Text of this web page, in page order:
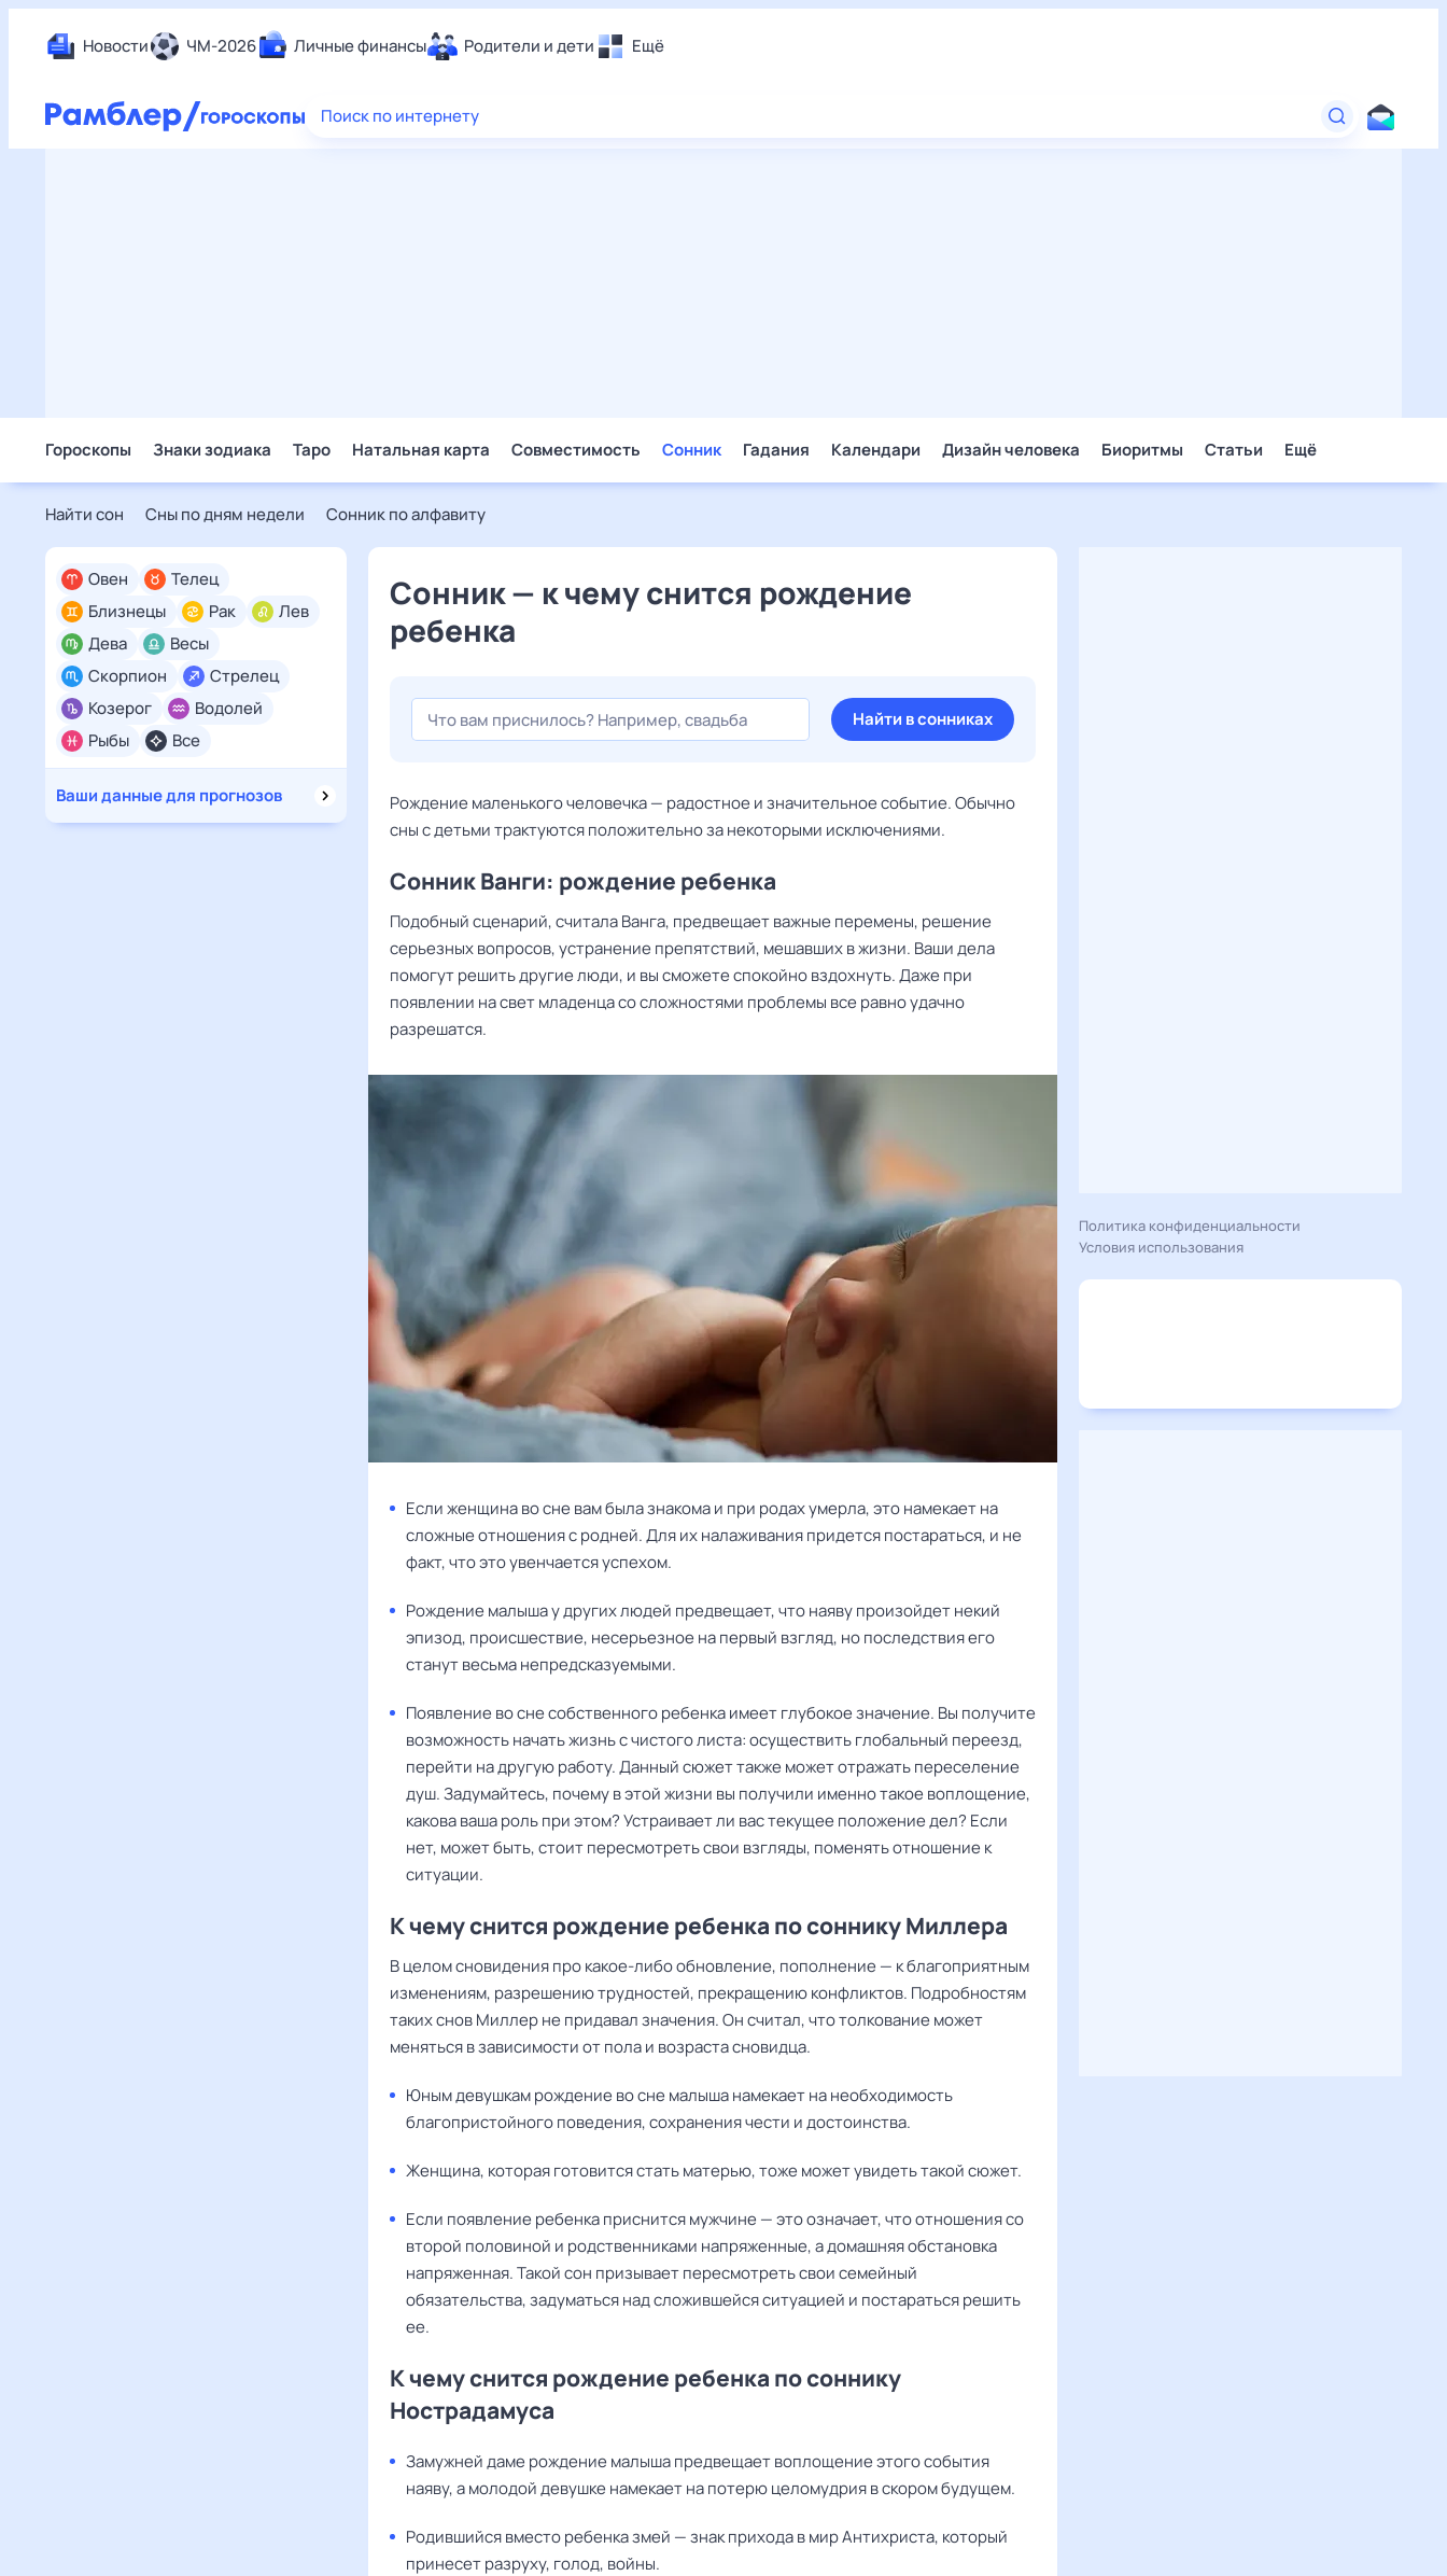
Новости ЧМ-2026 Личные финансы Родители и дети Ещё
Еда
Поиск по интернету
Гороскопы Знаки зодиака Таро Натальная карта Совместимость Сонник Гадания Календари Дизайн человека Биоритмы Статьи Ещё
Найти сон Сны по дням недели Сонник по алфавиту
Все
Овен
Телец
Близнецы
Рак
Лев
Дева
Весы
Скорпион
Стрелец
Козерог
Водолей
Рыбы
Ваши данные для прогнозов
Сонник — к чему снится рождение
ребенка
Найти в сонниках
Рождение маленького человечка — радостное и значительное событие. Обычно
сны с детьми трактуются положительно за некоторыми исключениями.
Сонник Ванги: рождение ребенка
Подобный сценарий, считала Ванга, предвещает важные перемены, решение
серьезных вопросов, устранение препятствий, мешавших в жизни. Ваши дела
помогут решить другие люди, и вы сможете спокойно вздохнуть. Даже при
появлении на свет младенца со сложностями проблемы все равно удачно
разрешатся.
Если женщина во сне вам была знакома и при родах умерла, это намекает на
сложные отношения с родней. Для их налаживания придется постараться, и не
факт, что это увенчается успехом.
Рождение малыша у других людей предвещает, что наяву произойдет некий
эпизод, происшествие, несерьезное на первый взгляд, но последствия его
станут весьма непредсказуемыми.
Появление во сне собственного ребенка имеет глубокое значение. Вы получите
возможность начать жизнь с чистого листа: осуществить глобальный переезд,
перейти на другую работу. Данный сюжет также может отражать переселение
душ. Задумайтесь, почему в этой жизни вы получили именно такое воплощение,
какова ваша роль при этом? Устраивает ли вас текущее положение дел? Если
нет, может быть, стоит пересмотреть свои взгляды, поменять отношение к
ситуации.
К чему снится рождение ребенка по соннику Миллера
В целом сновидения про какое-либо обновление, пополнение — к благоприятным
изменениям, разрешению трудностей, прекращению конфликтов. Подробностям
таких снов Миллер не придавал значения. Он считал, что толкование может
меняться в зависимости от пола и возраста сновидца.
Юным девушкам рождение во сне малыша намекает на необходимость
благопристойного поведения, сохранения чести и достоинства.
Женщина, которая готовится стать матерью, тоже может увидеть такой сюжет.
Если появление ребенка приснится мужчине — это означает, что отношения со
второй половиной и родственниками напряженные, а домашняя обстановка
напряженная. Такой сон призывает пересмотреть свои семейный
обязательства, задуматься над сложившейся ситуацией и постараться решить
ее.
К чему снится рождение ребенка по соннику
Нострадамуса
Замужней даме рождение малыша предвещает воплощение этого события
наяву, а молодой девушке намекает на потерю целомудрия в скором будущем.
Родившийся вместо ребенка змей — знак прихода в мир Антихриста, который
принесет разруху, голод, войны.
Политика конфиденциальности
Условия использования